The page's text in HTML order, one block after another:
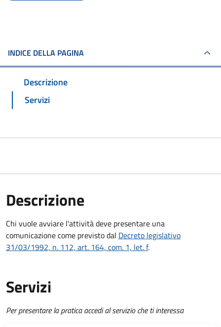
INDICE DELLA PAGINA
Descrizione
Servizi
Descrizione
Chi vuole avviare l'attività deve presentare una
comunicazione come previsto dal Decreto legislativo
31/03/1992, n. 112, art. 164, com. 1, let. f.
Servizi
Per presentare la pratica accedi al servizio che ti interessa